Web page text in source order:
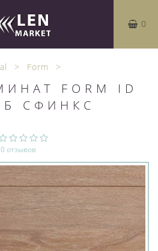
0
Form
FORM ID
СФИНКС
0 отзывов